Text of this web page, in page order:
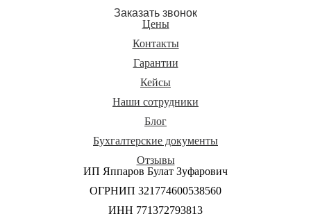
Цены
Контакты
Гарантии
Кейсы
Наши сотрудники
Блог
Бухгалтерские документы
Отзывы
ИП Яппаров Булат Зуфарович
ОГРНИП 321774600538560
ИНН 771372793813
Заказать звонок